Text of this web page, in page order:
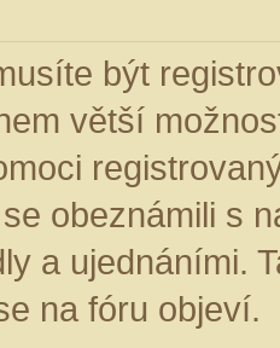
být
větší
obeznámili s
a ujednáními.
na fóru objeví.